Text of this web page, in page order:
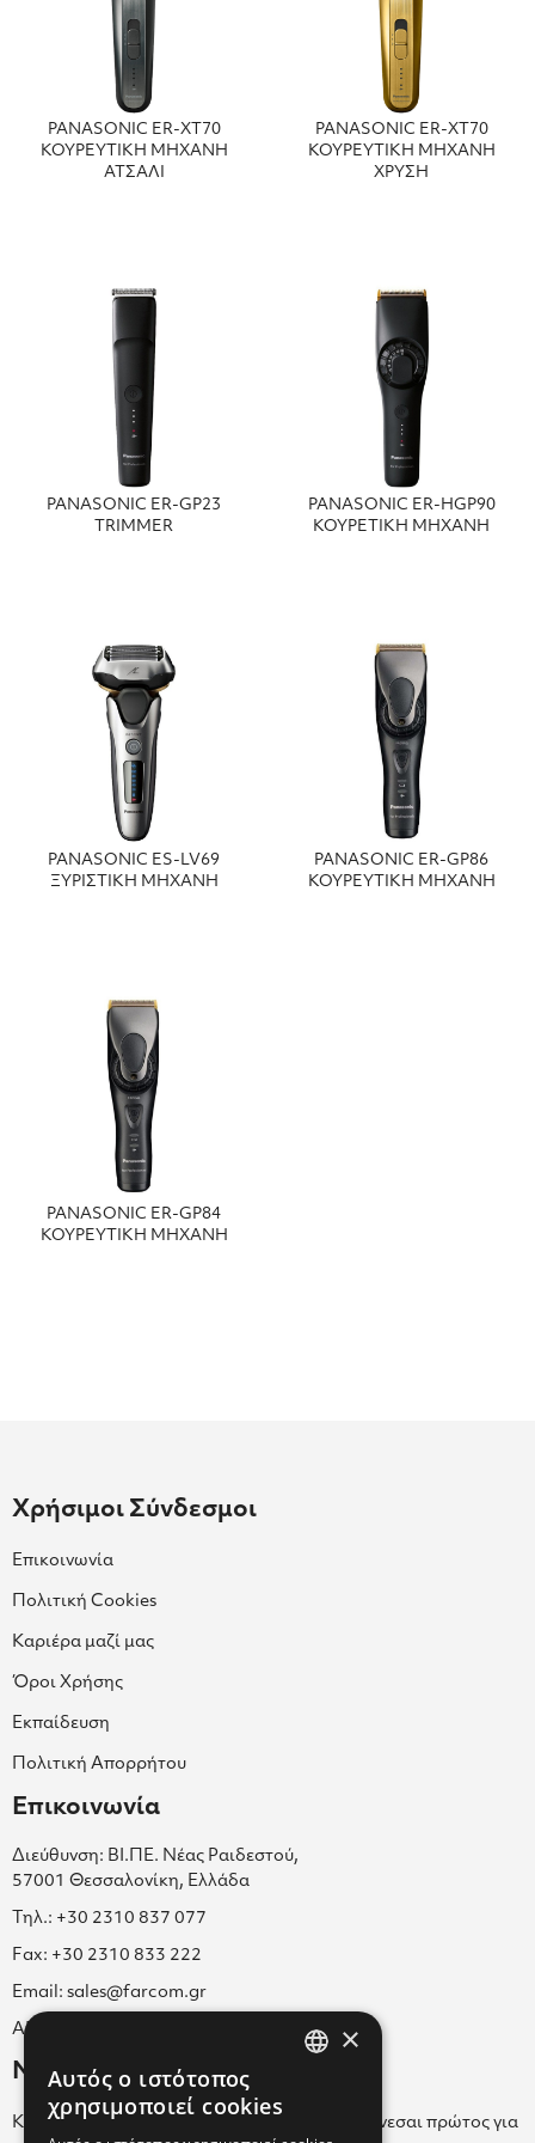
PANASONIC ER-XT70
ΚΟΥΡΕΥΤΙΚΗ ΜΗΧΑΝΗ
ΑΤΣΑΛI
PANASONIC ER-XT70
ΚΟΥΡΕΥΤΙΚΗ ΜΗΧΑΝΗ
ΧΡΥΣΗ
PANASONIC ER-GP23
TRIMMER
PANASONIC ER-HGP90
ΚΟΥΡΕΤΙΚΗ ΜΗΧΑΝΗ
PANASONIC ES-LV69
ΞΥΡΙΣΤΙΚΗ ΜΗΧΑΝΗ
PANASONIC ER-GP86
ΚΟΥΡΕΥΤΙΚΗ ΜΗΧΑΝΗ
PANASONIC ER-GP84
ΚΟΥΡΕΥΤΙΚΗ ΜΗΧΑΝΗ
Χρήσιμοι Σύνδεσμοι
Επικοινωνία
Πολιτική Cookies
Καριέρα μαζί μας
Όροι Χρήσης
Εκπαίδευση
Πολιτική Απορρήτου
Επικοινωνία
Διεύθυνση: ΒΙ.ΠΕ. Νέας Ραιδεστού,
57001 Θεσσαλονίκη, Ελλάδα
Τηλ.: +30 2310 837 077
Fax: +30 2310 833 222
Email: sales@farcom.gr
ΑΡ.Γ.Ε.ΜΗ. 038365205000
Newsletter
Κάνε εγγραφή στο Newsletter για να ενημερώνεσαι πρώτος για
×
Αυτός ο ιστότοπος
χρησιμοποιεί cookies